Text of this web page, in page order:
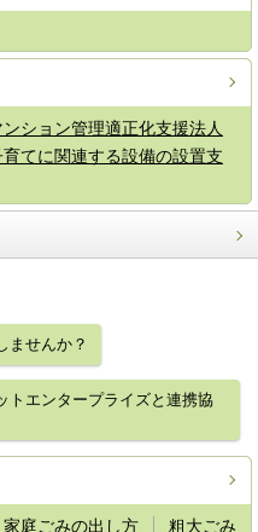
ンション管理適正化支援法人
てに関連する設備の設置支
ませんか？
トエンタープライズと連携協
家庭ごみの出し方 粗大ごみ